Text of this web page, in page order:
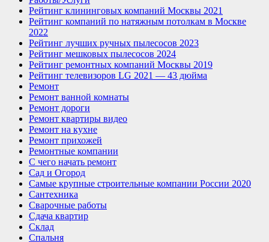
Рейтинг клининговых компаний Москвы 2021
Рейтинг компаний по натяжным потолкам в Москве
2022
Рейтинг лучших ручных пылесосов 2023
Рейтинг мешковых пылесосов 2024
Рейтинг ремонтных компаний Москвы 2019
Рейтинг телевизоров LG 2021 — 43 дюйма
Ремонт
Ремонт ванной комнаты
Ремонт дороги
Ремонт квартиры видео
Ремонт на кухне
Ремонт прихожей
Ремонтные компании
С чего начать ремонт
Сад и Огород
Самые крупные строительные компании России 2020
Сантехника
Сварочные работы
Сдача квартир
Склад
Спальня